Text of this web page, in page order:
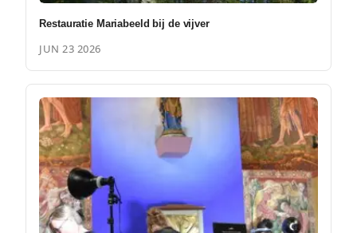
Restauratie Mariabeeld bij de vijver
JUN 23 2026